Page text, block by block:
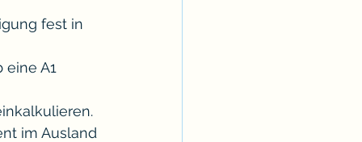
fest in
eine A1
im Ausland